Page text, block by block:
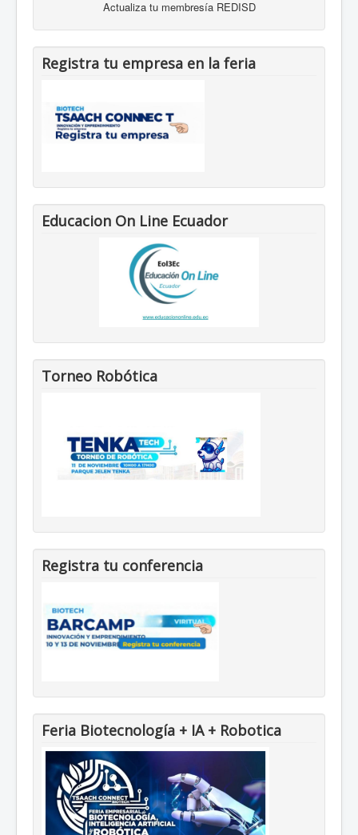
Actualiza tu membresía REDISD
Registra tu empresa en la feria
Educacion On Line Ecuador
Torneo Robótica
Registra tu conferencia
Feria Biotecnología + IA + Robotica